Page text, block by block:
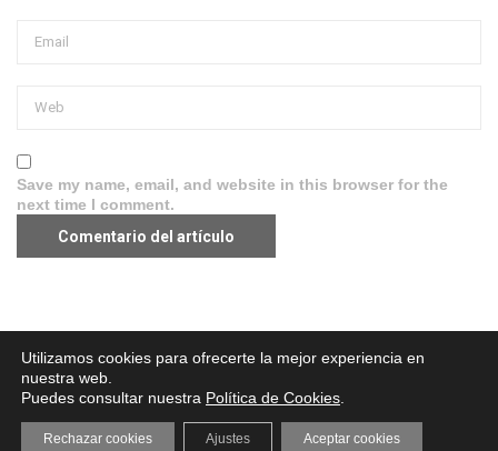
Save my name, email, and website in this browser for the
next time I comment.
Aviso legal·Política de Privacidad·Política de Cookies
Utilizamos cookies para ofrecerte la mejor experiencia en
nuestra web.
Puedes consultar nuestra Política de Cookies
Aceptar cookies
Rechazar cookies Ajustes